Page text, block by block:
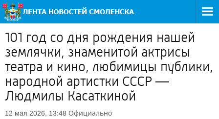
101 год со дня рождения нашей
землячки, знаменитой актрисы
театра и кино, любимицы публики,
народной артистки СССР —
Людмилы Касаткиной
12 мая 2026, 13:48 Официально